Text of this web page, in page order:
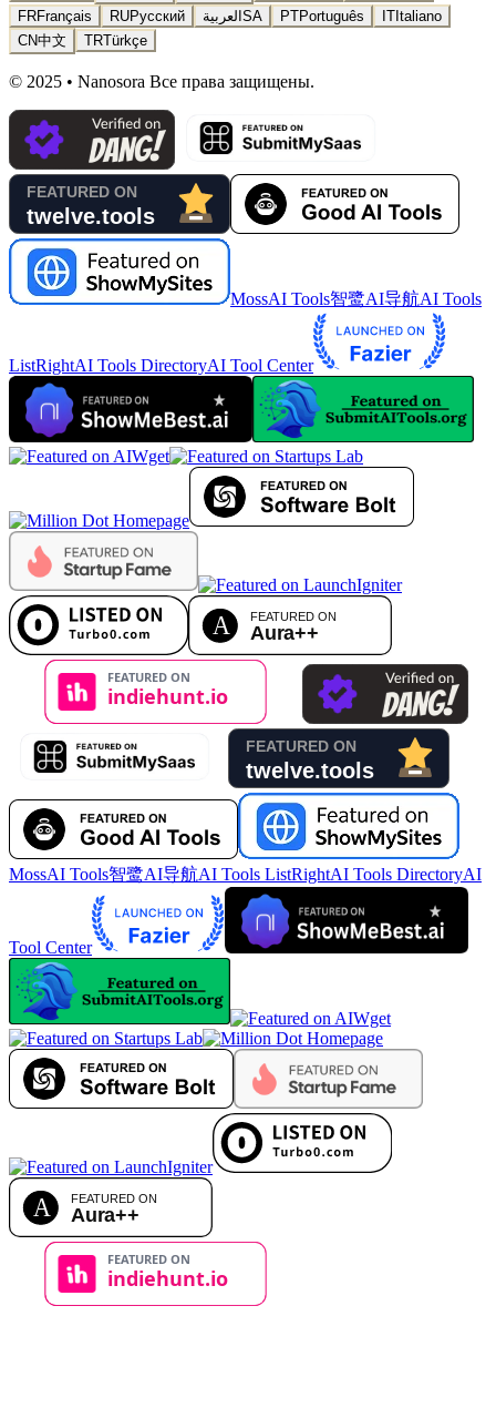
FRFrançais RUРусский SAالعربية PTPortuguês ITItaliano
CN中文 TRTürkçe
© 2025 • Nanosora Все права защищены.
MossAI Tools智鹭AI导航AI Tools
ListRightAI Tools DirectoryAI Tool Center
MossAI Tools智鹭AI导航AI Tools ListRightAI Tools DirectoryAI
Tool Center